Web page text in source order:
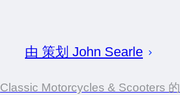
由 策划 John Searle
Classic Motorcycles & Scooters 的